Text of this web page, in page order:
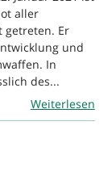
aller
getreten. Er
und
In
des...
Weiterlesen